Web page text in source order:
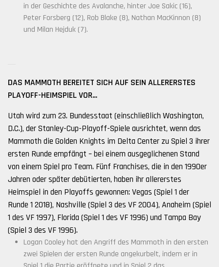
in der Geschichte des Avalanche, hinter Joe Sakic (16),
Peter Forsberg (12), Rob Blake (8), Nathan MacKinnon (8)
und Milan Hejduk (7).
DAS MAMMOTH BEREITET SICH AUF SEIN ALLERERSTES
PLAYOFF-HEIMSPIEL VOR…
Utah wird zum 23. Bundesstaat (einschließlich Washington,
D.C.), der Stanley-Cup-Playoff-Spiele ausrichtet, wenn das
Mammoth die Golden Knights im Delta Center zu Spiel 3 ihrer
ersten Runde empfängt – bei einem ausgeglichenen Stand
von einem Spiel pro Team. Fünf Franchises, die in den 1990er
Jahren oder später debütierten, haben ihr allererstes
Heimspiel in den Playoffs gewonnen: Vegas (Spiel 1 der
Runde 1 2018), Nashville (Spiel 3 des VF 2004), Anaheim (Spiel
1 des VF 1997), Florida (Spiel 1 des VF 1996) und Tampa Bay
(Spiel 3 des VF 1996).
Logan Cooley hat den Angriff des Mammoth in den ersten
zwei Spielen der ersten Runde angekurbelt, indem er in